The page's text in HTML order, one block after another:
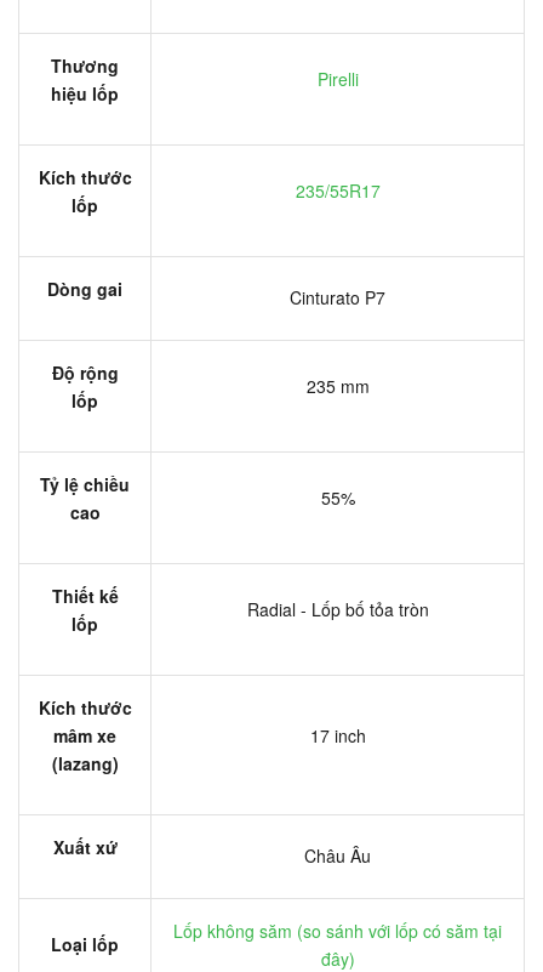
Thương
hiệu lốp
Pirelli
Kích thước
lốp
235/55R17
Dòng gai Cinturato P7
Độ rộng
lốp
235 mm
Tỷ lệ chiều
cao
55%
Thiết kế
lốp
Radial - Lốp bố tỏa tròn
Kích thước
mâm xe
(lazang)
17 inch
Xuất xứ Châu Âu
Loại lốp
Lốp không săm (so sánh với lốp có săm tại
đây)